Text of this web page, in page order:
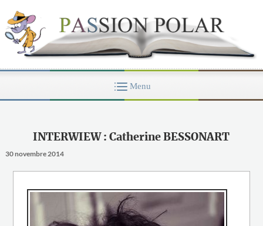
INTERWIEW : Catherine BESSONART
30 novembre 2014